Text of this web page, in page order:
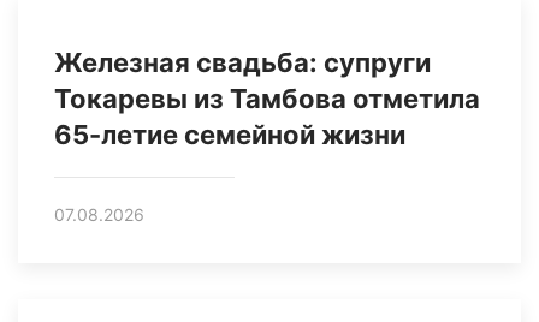
Железная свадьба: супруги
Токаревы из Тамбова отметила
65-летие семейной жизни
07.08.2026